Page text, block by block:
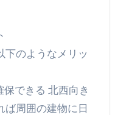
下のようなメリッ
できる 北西向き
ば周囲の建物に日